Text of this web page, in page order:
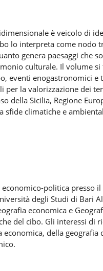
è veicolo di
lo interpreta come nodo
genera paesaggi che
culturale. Il volume si
eventi enogastronomici e
per la valorizzazione dei
della Sicilia, Regione
sfide climatiche e
economico-politica presso
degli Studi di Bari
economica e
del cibo. Gli interessi di
economica, della geografia